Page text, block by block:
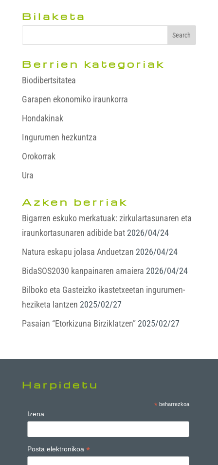
Bilaketa
Berrien kategoriak
Biodibertsitatea
Garapen ekonomiko iraunkorra
Hondakinak
Ingurumen hezkuntza
Orokorrak
Ura
Azken berriak
Bigarren eskuko merkatuak: zirkulartasunaren eta
iraunkortasunaren adibide bat 2026/04/24
Natura eskapu jolasa Anduetzan 2026/04/24
BidaSOS2030 kanpainaren amaiera 2026/04/24
Bilboko eta Gasteizko ikastetxeetan ingurumen-
heziketa lantzen 2025/02/27
Pasaian “Etorkizuna Birziklatzen” 2025/02/27
Harpidetu
* beharrezkoa
Izena
Posta elektronikoa *